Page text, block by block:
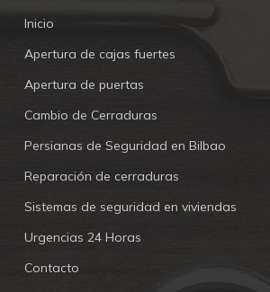
Inicio
Apertura de cajas fuertes
Apertura de puertas
Cambio de Cerraduras
Persianas de Seguridad en Bilbao
Reparación de cerraduras
Sistemas de seguridad en viviendas
Urgencias 24 Horas
Contacto